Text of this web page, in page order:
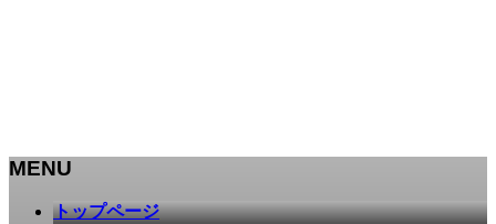
MENU
トップページ